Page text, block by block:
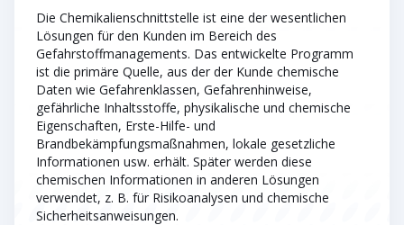
Die Chemikalienschnittstelle ist eine der wesentlichen
Lösungen für den Kunden im Bereich des
Gefahrstoffmanagements. Das entwickelte Programm
ist die primäre Quelle, aus der der Kunde chemische
Daten wie Gefahrenklassen, Gefahrenhinweise,
gefährliche Inhaltsstoffe, physikalische und chemische
Eigenschaften, Erste-Hilfe- und
Brandbekämpfungsmaßnahmen, lokale gesetzliche
Informationen usw. erhält. Später werden diese
chemischen Informationen in anderen Lösungen
verwendet, z. B. für Risikoanalysen und chemische
Sicherheitsanweisungen.